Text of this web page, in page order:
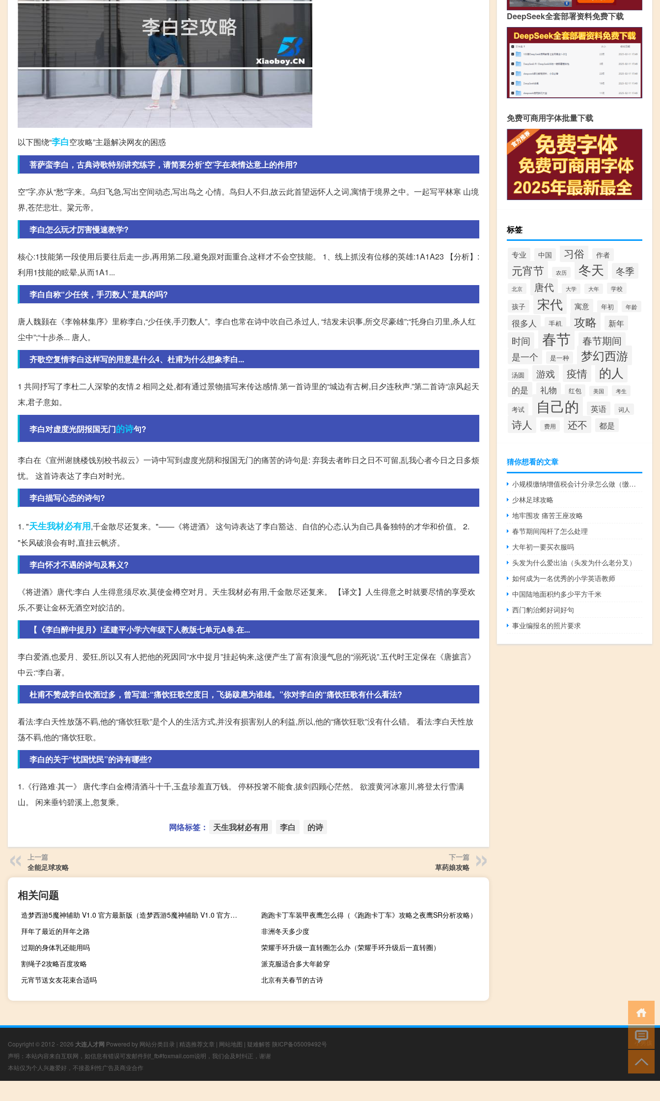
以下围绕“李白空攻略”主题解决网友的困惑
菩萨蛮李白，古典诗歌特别讲究练字，请简要分析‘空’字在表情达意上的作用?
空”字,亦从“愁”字来。乌归飞急,写出空间动态,写出鸟之 心情。鸟归人不归,故云此首望远怀人之词,寓情于境界之中。一起写平林寒 山境
界,苍茫悲壮。粱元帝。
李白怎么玩才厉害慢速教学?
核心:1技能第一段使用后要往后走一步,再用第二段,避免跟对面重合,这样才不会空技能。 1、线上抓没有位移的英雄:1A1A23 【分析】:
利用1技能的眩晕,从而1A1...
李白自称“少任侠，手刃数人”是真的吗?
唐人魏颢在《李翰林集序》里称李白,“少任侠,手刃数人”。李白也常在诗中吹自己杀过人, “结发未识事,所交尽豪雄”;“托身白刃里,杀人红
尘中”;“十步杀... 唐人。
齐歌空复情李白这样写的用意是什么4、杜甫为什么想象李白...
1 共同抒写了李杜二人深挚的友情.2 相同之处,都有通过景物描写来传达感情.第一首诗里的“城边有古树,日夕连秋声.”第二首诗“凉风起天
末,君子意如。
李白对虚度光阴报国无门的诗句?
李白在《宣州谢朓楼饯别校书叔云》一诗中写到虚度光阴和报国无门的痛苦的诗句是: 弃我去者昨日之日不可留,乱我心者今日之日多烦
忧。 这首诗表达了李白对时光。
李白描写心态的诗句?
1. "天生我材必有用,千金散尽还复来。"——《将进酒》 这句诗表达了李白豁达、自信的心态,认为自己具备独特的才华和价值。 2.
"长风破浪会有时,直挂云帆济。
李白怀才不遇的诗句及释义?
《将进酒》唐代:李白 人生得意须尽欢,莫使金樽空对月。天生我材必有用,千金散尽还复来。 【译文】人生得意之时就要尽情的享受欢
乐,不要让金杯无酒空对皎洁的。
【《李白醉中捉月》!孟建平小学六年级下人教版七单元A卷.在...
李白爱酒,也爱月、爱狂,所以又有人把他的死因同“水中捉月”挂起钩来,这便产生了富有浪漫气息的“溺死说”.五代时王定保在《唐摭言》
中云:“李白著。
杜甫不赞成李白饮酒过多，曾写道:“痛饮狂歌空度日，飞扬跋扈为谁雄。”你对李白的“痛饮狂歌有什么看法?
看法:李白天性放荡不羁,他的“痛饮狂歌”是个人的生活方式,并没有损害别人的利益,所以,他的“痛饮狂歌”没有什么错。 看法:李白天性放
荡不羁,他的“痛饮狂歌。
李白的关于“忧国忧民”的诗有哪些?
1.《行路难·其一》 唐代:李白金樽清酒斗十千,玉盘珍羞直万钱。 停杯投箸不能食,拔剑四顾心茫然。 欲渡黄河冰塞川,将登太行雪满
山。 闲来垂钓碧溪上,忽复乘。
网络标签： 天生我材必有用 李白 的诗
上一篇
全能足球攻略
下一篇
草药娘攻略
相关问题
造梦西游5魔神辅助 V1.0 官方最新版（造梦西游5魔神辅助 V1.0 官方最新版功能简介）
跑跑卡丁车装甲夜鹰怎么得（《跑跑卡丁车》攻略之夜鹰SR分析攻略）
拜年了最近的拜年之路
非洲冬天多少度
过期的身体乳还能用吗
荣耀手环升级一直转圈怎么办（荣耀手环升级后一直转圈）
割绳子2攻略百度攻略
派克服适合多大年龄穿
元宵节送女友花束合适吗
北京有关春节的古诗
DeepSeek全套部署资料免费下载
免费可商用字体批量下载
标签
专业 中国 习俗 作者
元宵节 农历 冬天 冬季
北京 唐代 大学 大年 学校
孩子 宋代 寓意 年初 年龄
很多人 手机 攻略 新年
时间 春节 春节期间
是一个 是一种 梦幻西游
汤圆 游戏 疫情 的人
的是 礼物 红包 美国 考生
考试 自己的 英语 词人
诗人 费用 还不 都是
猜你想看的文章
小规模缴纳增值税会计分录怎么做（缴纳增值税会计分录怎么做）
少林足球攻略
地牢围攻 痛苦王座攻略
春节期间闯杆了怎么处理
大年初一要买衣服吗
头发为什么爱出油（头发为什么老分叉）
如何成为一名优秀的小学英语教师
中国陆地面积约多少平方千米
西门豹治邺好词好句
事业编报名的照片要求
Copyright © 2012 - 2026 大连人才网 Powered by 网站分类目录 | 精选推荐文章 | 网站地图 | 疑难解答 陕ICP备05009492号
声明：本站内容来自互联网，如信息有错误可发邮件到f_fb#foxmail.com说明，我们会及时纠正，谢谢
本站仅为个人兴趣爱好，不接盈利性广告及商业合作
小男孩